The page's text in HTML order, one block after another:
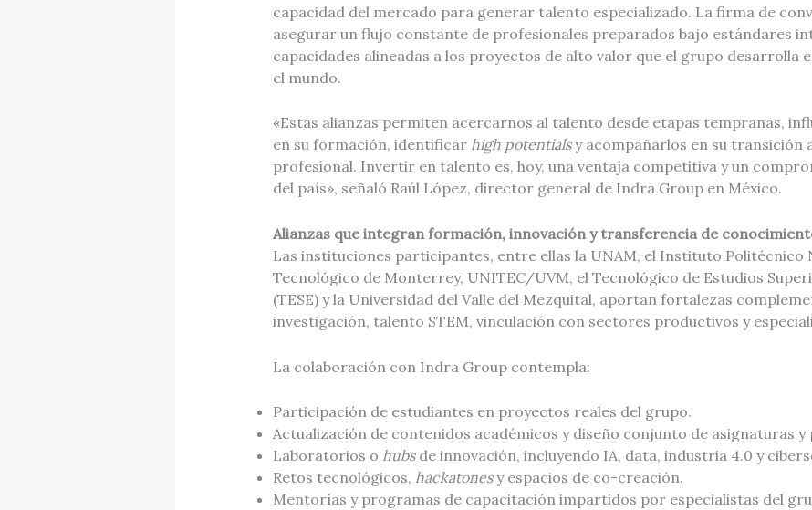
capacidad del mercado para generar talento especializado. La firma de
asegurar un flujo constante de profesionales preparados bajo estándares
capacidades alineadas a los proyectos de alto valor que el grupo desarrolla
el mundo.
«Estas alianzas permiten acercarnos al talento desde etapas tempranas,
en su formación, identificar high potentialsy acompañarlos en su transición
profesional. Invertir en talento es, hoy, una ventaja competitiva y un
del país», señaló Raúl López, director general de Indra Group en México.
Alianzas que integran formación, innovación y transferencia de
Las instituciones participantes, entre ellas la UNAM, el Instituto Politécnico
Tecnológico de Monterrey, UNITEC/UVM, el Tecnológico de Estudios
(TESE) y la Universidad del Valle del Mezquital, aportan fortalezas
investigación, talento STEM, vinculación con sectores productivos y
La colaboración con Indra Group contempla:
Participación de estudiantes en proyectos reales del grupo.
Actualización de contenidos académicos y diseño conjunto de asignaturas y
Laboratorios o hubs de innovación, incluyendo IA, data, industria 4.0 y
Retos tecnológicos, hackatonesy espacios de co-creación.
Mentorías y programas de capacitación impartidos por especialistas del